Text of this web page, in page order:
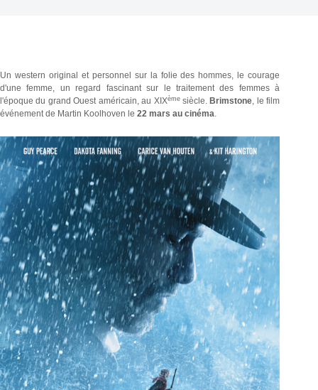
Un western original et personnel sur la folie des hommes, le courage
d'une femme, un regard fascinant sur le traitement des femmes à
l'époque du grand Ouest américain, au XIXèmesiècle. Brimstone, le film
événement de Martin Koolhoven le 22 mars au cinéma.